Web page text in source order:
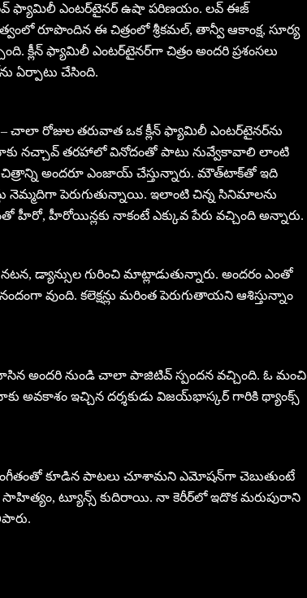
ఫ్యామిలీ ఎంట‌ర్‌టైన‌ర్ ఉషా ప‌రిణ‌యం. ల‌వ్ ఈజ్
రూపొందిన ఈ చిత్రంలో శ్రీ‌క‌మ‌ల్‌, తాన్వీ ఆకాంక్ష‌, సూర్య
క్లీన్‌ ఫ్యామిలీ ఎంటర్‌టైనర్‌గా చిత్రం అందరి ప్రశంసలు
ఏర్పాటు చేసింది.
రోజుల తరువాత ఒక క్లీన్‌ ఫ్యామిలీ ఎంటర్‌టైనర్‌ను
నాకు నచ్చావ్‌ తరహాలో వినోదంతో పాటు నువ్వేకావాలి లాంటి
చిత్రాన్ని అందరూ ఎంజాయ్‌ చేస్తున్నారు. మౌత్‌టాక్‌తో ఇది
నెమ్మదిగా పెరుగుతున్నాయి. ఇలాంటి చిన్న సినిమాలను
హీరో, హీరోయిన్లకు నాకంటే ఎక్కువ పేరు వచ్చింది అన్నారు.
డ్యాన్సుల గురించి మాట్లాడుతున్నారు. అందరం ఎంతో
వుంది. కలెక్షన్లు మరింత పెరుగుతాయని ఆశిస్తున్నాం
అందరి నుండి చాలా పాజిటివ్‌ స్పందన వచ్చింది. ఓ మంచి
అవకాశం ఇచ్చిన దర్శకుడు విజయ్‌భాస్కర్‌ గారికి థ్యాంక్స్
కూడిన పాటలు చూశామని ఎమోషన్‌గా చెబుతుంటే
సాహిత్యం, ట్యూన్స్‌ కుదిరాయి. నా కెరీర్‌లో ఇదొక మరుపురాని